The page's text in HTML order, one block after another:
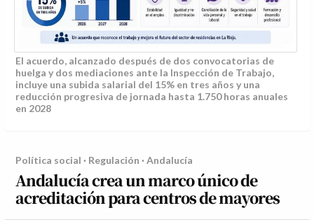
El acuerdo, alcanzado después de dos convocatorias de
huelga y dos mediaciones ante la Inspección de Trabajo,
incluye una subida salarial del 15% en tres años y una
reducción progresiva de jornada hasta 1.750 horas anuales
en 2028
Política social · Regulación · Andalucía
Andalucía crea un marco único de
acreditación para centros de mayores